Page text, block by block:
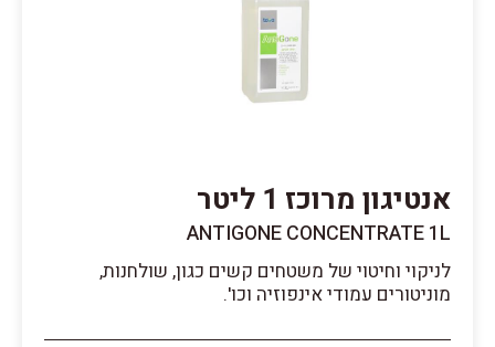
אנטיגון מרוכז 1 ליטר
ANTIGONE CONCENTRATE 1L
לניקוי וחיטוי של משטחים קשים כגון, שולחנות,
מוניטורים עמודי אינפוזיה וכו'.